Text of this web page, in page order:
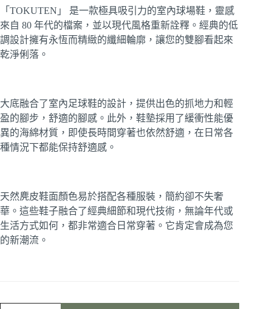
「TOKUTEN」 是一款極具吸引力的室內球場鞋，靈感
來自 80 年代的檔案，並以現代風格重新詮釋。經典的低
調設計擁有永恆而精緻的纖細輪廓，讓您的雙腳看起來
乾淨俐落。
大底融合了室內足球鞋的設計，提供出色的抓地力和輕
盈的腳步，舒適的腳感。此外，鞋墊採用了緩衝性能優
異的海綿材質，即使長時間穿著也依然舒適，在日常各
種情況下都能保持舒適感。
天然麂皮鞋面顏色易於搭配各種服裝，簡約卻不失奢
華。這些鞋子融合了經典細節和現代技術，無論年代或
生活方式如何，都非常適合日常穿著。它肯定會成為您
的新潮流。